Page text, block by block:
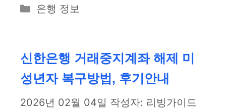
카
리
은행 정보
신한은행 거래중지계좌 해제 미
성년자 복구방법, 후기안내
2026년 02월 04일 작성자: 리빙가이드